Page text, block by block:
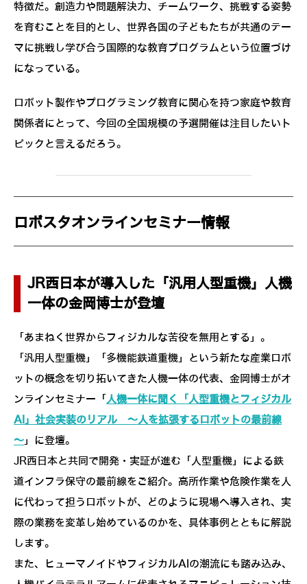
特徴だ。創造力や問題解決力、チームワーク、挑戦する姿勢
を育むことを目的とし、世界各国の子どもたちが共通のテー
マに挑戦し学び合う国際的な教育プログラムという位置づけ
になっている。
ロボット製作やプログラミング教育に関心を持つ家庭や教育
関係者にとって、今回の全国規模の予選開催は注目したいト
ピックと言えるだろう。
ロボスタオンラインセミナー情報
JR西日本が導入した「汎用人型重機」人機
一体の金岡博士が登壇
「あまねく世界からフィジカルな苦役を無用とする」。
「汎用人型重機」「多機能鉄道重機」という新たな産業ロボ
ットの概念を切り拓いてきた人機一体の代表、金岡博士がオ
ンラインセミナー「 人機一体に聞く「人型重機とフィジカル
AI」社会実装のリアル ～人を拡張するロボットの最前線
～」に登壇。
JR西日本と共同で開発・実証が進む「人型重機」による鉄
道インフラ保守の最前線をご紹介。高所作業や危険作業を人
に代わって担うロボットが、どのように現場へ導入され、実
際の業務を変革し始めているのかを、具体事例とともに解説
します。
また、ヒューマノイドやフィジカルAIの潮流にも踏み込み、